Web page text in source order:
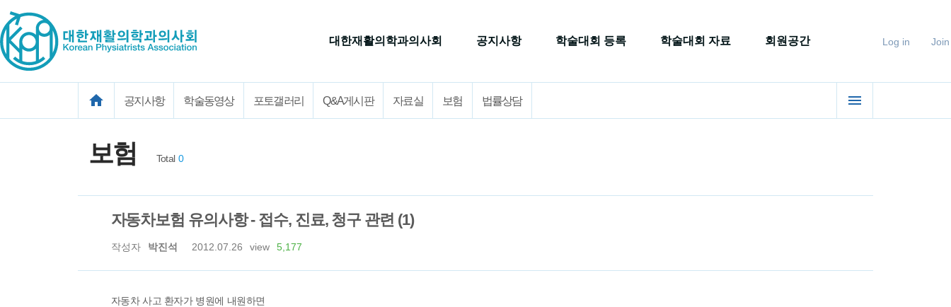
대한재활의학과의사회 공지사항 학술대회 등록 학술대회 자료 회원공간 Join
Log in
공지사항 학술동영상 포토갤러리 Q&A게시판 자료실 보험 법률상담
보험 Total 0
자동차보험 유의사항 - 접수, 진료, 청구 관련 (1)
작성자 박진석 2012.07.26 view 5,177
자동차 사고 환자가 병원에 내원하면